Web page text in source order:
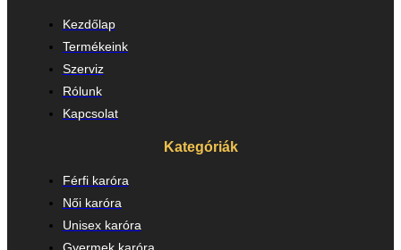
Kezdőlap
Termékeink
Szerviz
Rólunk
Kapcsolat
Kategóriák
Férfi karóra
Női karóra
Unisex karóra